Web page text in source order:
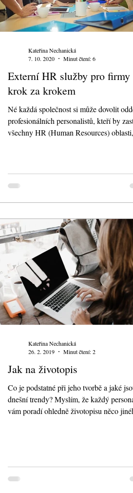
Externí HR služby pro firmy
krok za krokem
Né každá společnost si může dovolit
profesionálních personalistů, kteří by
všechny HR (Human Resources) oblasti,
Kateřina Nechanická
7. 10. 2020
Minut čtení: 6
Jak na životopis
Co je podstatné při jeho tvorbě a jaké
dnešní trendy? Myslím, že každý
vám poradí ohledně životopisu něco
Kateřina Nechanická
26. 2. 2019
Minut čtení: 2